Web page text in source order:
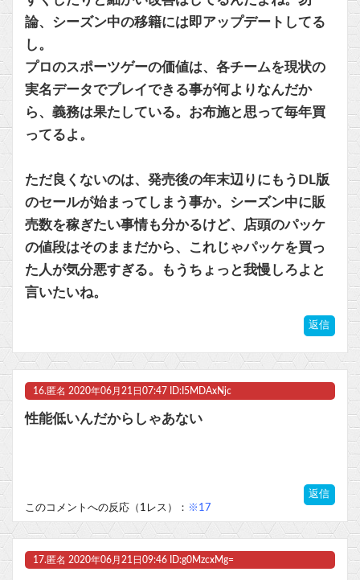
論、シーズン中の移籍には即アップデートしてる
し。
プロのスポーツゲーの価値は、各チームを現状の
実名データでプレイできる事が何よりなんだか
ら、義務は果たしている。お布施と思って毎年買
ってるよ。
ただ良くないのは、発売後の年末辺りにもうDL版
のセールが始まってしまう事か。シーズン中に販
売数を稼ぎたい事情も分かるけど、店頭のパッケ
の値段はそのままだから、これじゃパッケを買っ
た人が気分悪すぎる。もうちょっと我慢しろよと
言いたいね。
返信
16. 匿名 2020年06月21日07:47 ID:I5MDAxNjc
性能低いんだからしゃあない
返信
このコメントへの反応（1レス）： ※17
17. 匿名 2020年06月21日09:46 ID:g0MzcxMg=